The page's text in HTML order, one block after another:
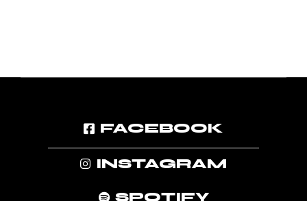
FACEBOOK
INSTAGRAM
SPOTIFY